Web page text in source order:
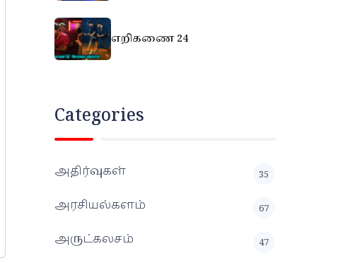
எறிகணை 24
Categories
அதிர்வுகள் 35
அரசியல்களம் 67
அருட்கலசம் 47